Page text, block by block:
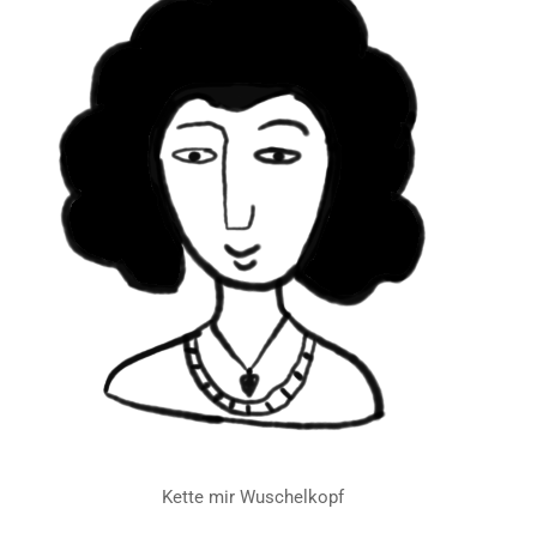
Kette mir Wuschelkopf